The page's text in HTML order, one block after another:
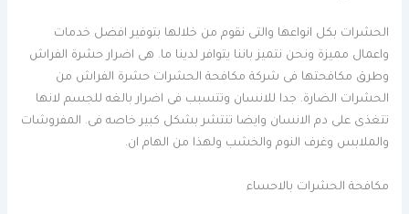
الحشرات بكل انواعها والتى نقوم من خلالها بتوفير افضل خدمات
واعمال مميزة ونحن نتميز باننا يتوافر لدينا ما. هى اضرار حشرة الفراش
وطرق مكافحتها فى شركة مكافحة الحشرات حشرة الفراش من
الحشرات الضارة. جدا للانسان وتتسبب فى اضرار بالغه للجسم لانها
تتغذى على دم الانسان وايضا تنتشر بشكل كبير خاصه فى. المفروشات
والملابس وغرف النوم والخشب ولهذا من الهام ان.
مكافحة الحشرات بالاحساء